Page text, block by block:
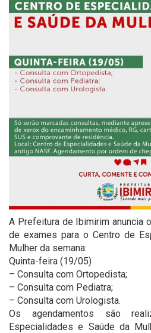
A Prefeitura de Ibimirim anuncia
de exames para o Centro de
Mulher da semana:
Quinta-feira (19/05)
– Consulta com Ortopedista;
– Consulta com Pediatra;
– Consulta com Urologista.
Os agendamentos são
Especialidades e Saúde da